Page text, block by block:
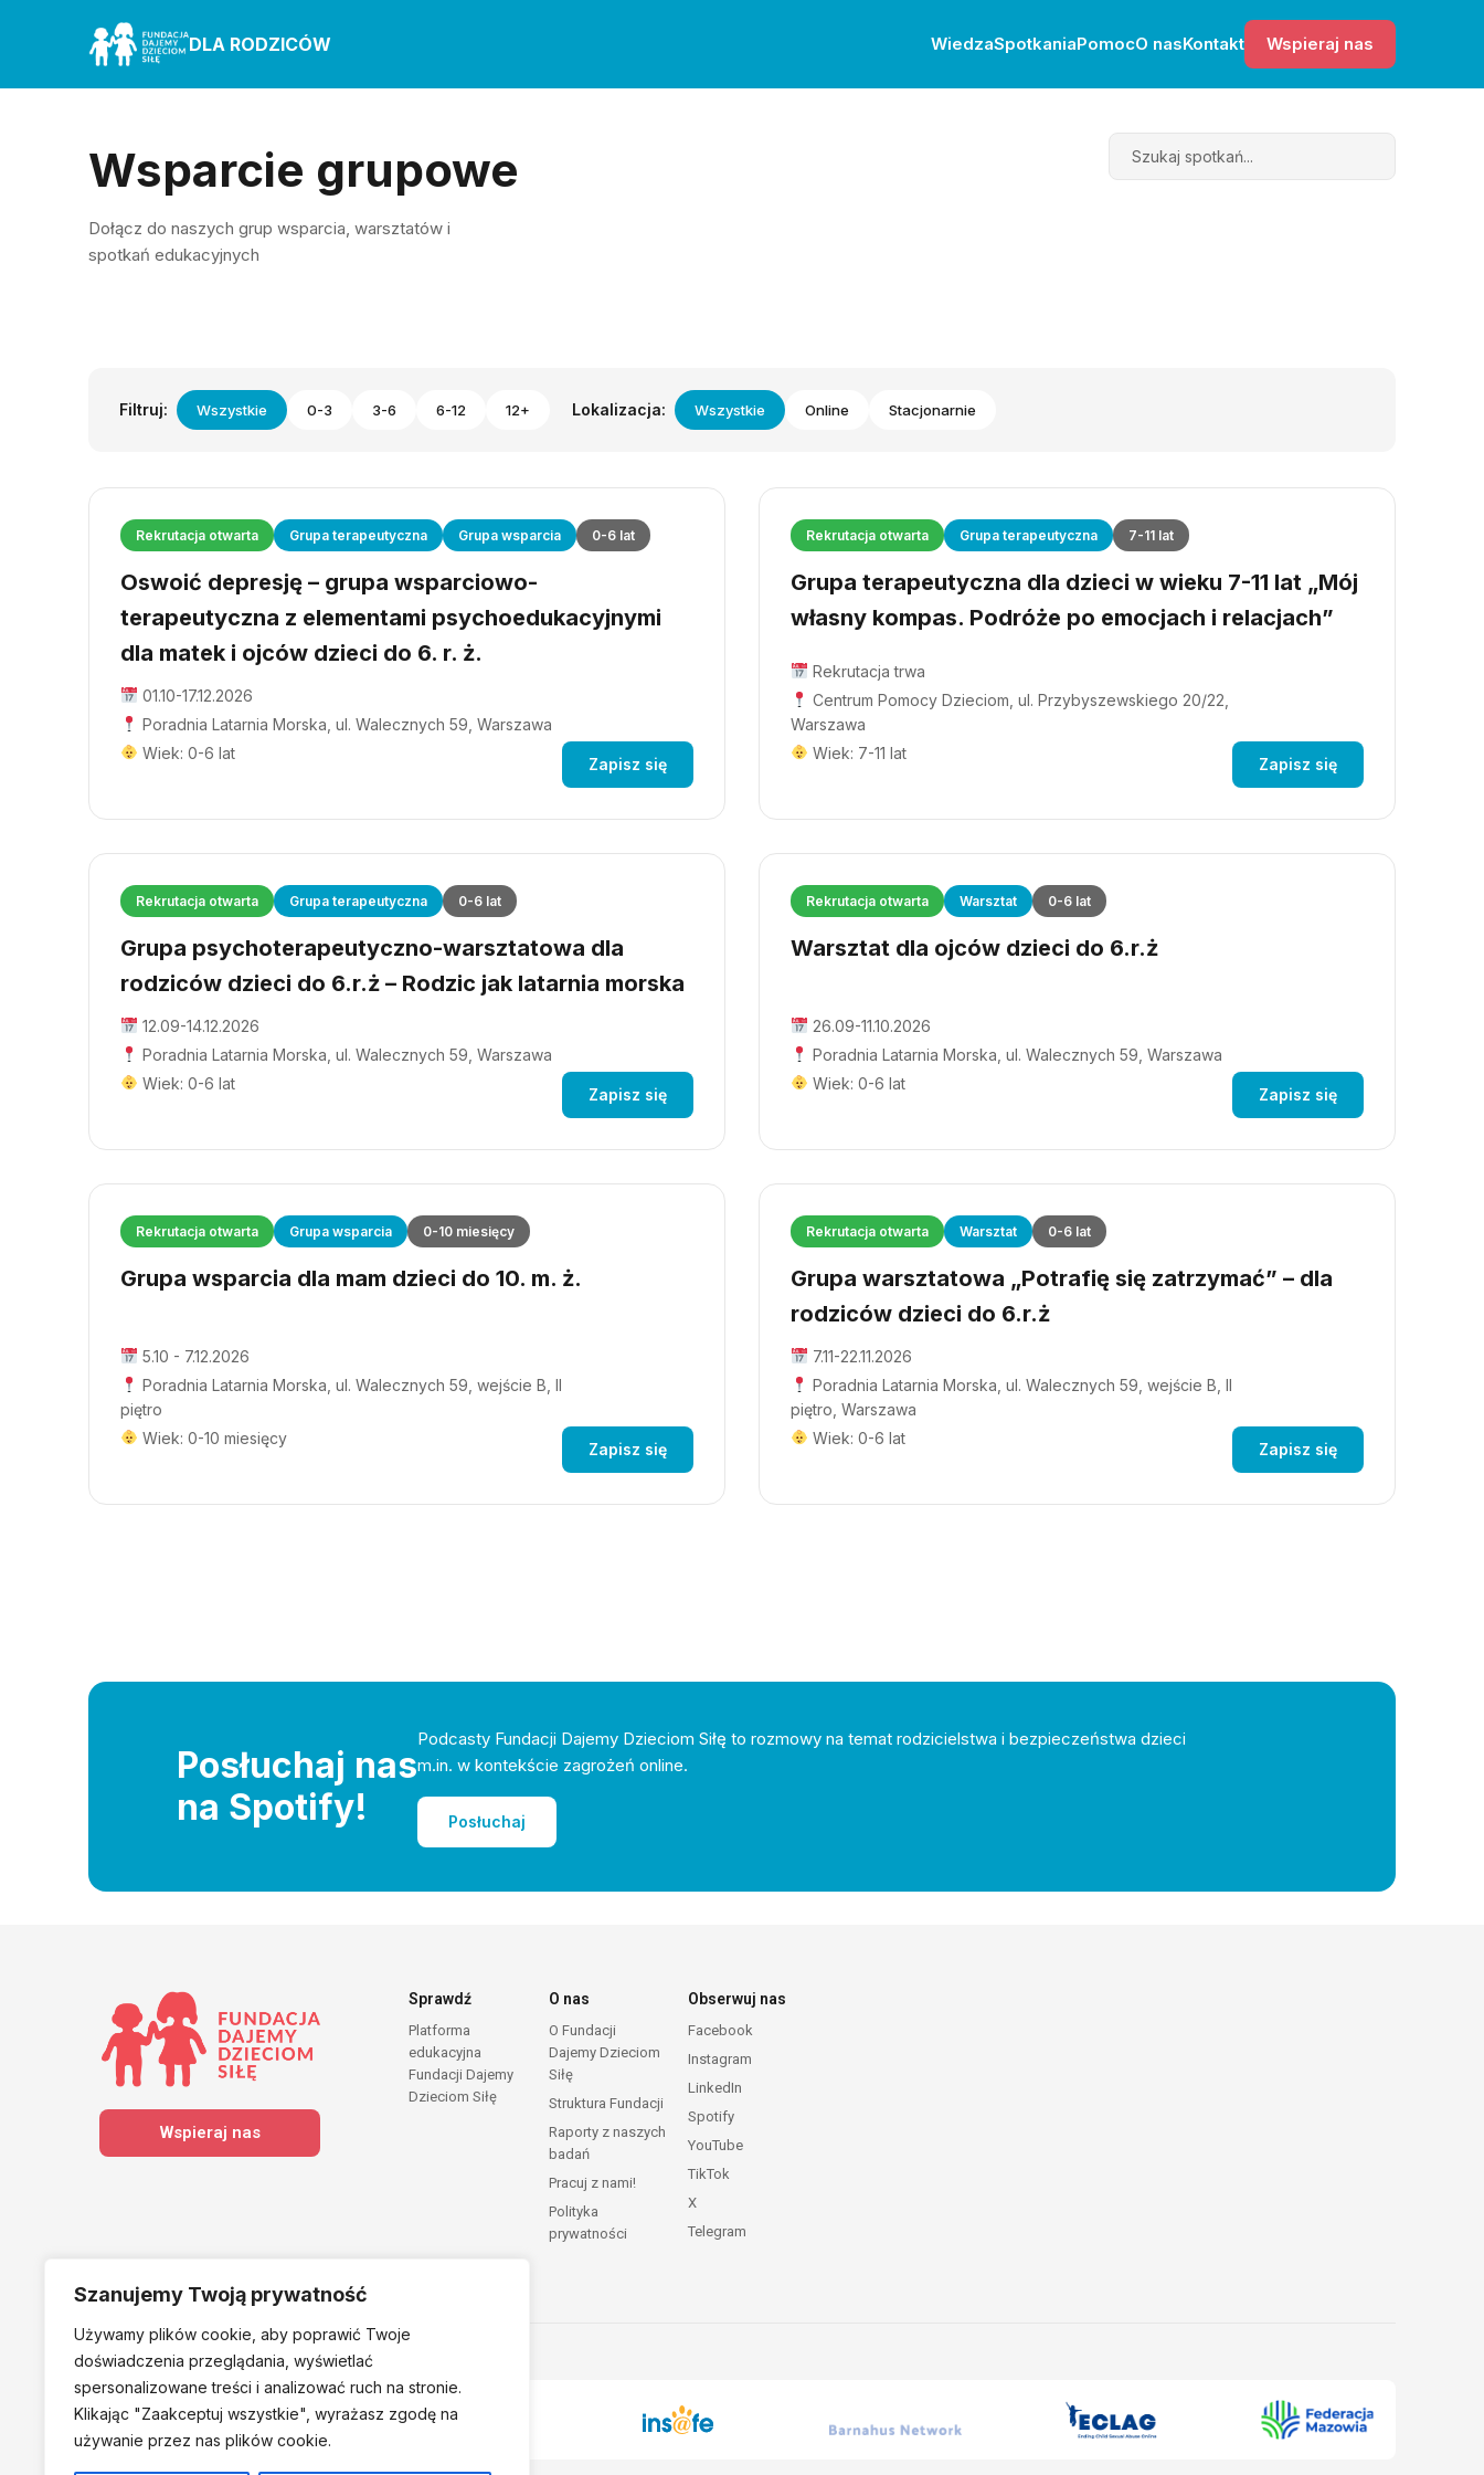
Szanujemy Twoją prywatność
Używamy plików cookie, aby poprawić Twoje
doświadczenia przeglądania, wyświetlać
spersonalizowane treści i analizować ruch na stronie.
Klikając "Zaakceptuj wszystkie", wyrażasz zgodę na
używanie przez nas plików cookie.
DLA RODZICÓW WiedzaSpotkaniaPomocO nasKontakt Wspieraj nas
Wsparcie grupowe
Dołącz do naszych grup wsparcia, warsztatów i
spotkań edukacyjnych
Search
Filtruj: Wszystkie 0-3 3-6 6-12 12+ Lokalizacja: Wszystkie Online Stacjonarnie
Rekrutacja otwarta Grupa terapeutyczna Grupa wsparcia 0-6 lat
Oswoić depresję – grupa wsparciowo-
terapeutyczna z elementami psychoedukacyjnymi
dla matek i ojców dzieci do 6. r. ż.
01.10-17.12.2026
Poradnia Latarnia Morska, ul. Walecznych 59, Warszawa
Wiek: 0-6 lat
Zapisz się
Rekrutacja otwarta Grupa terapeutyczna 7-11 lat
Grupa terapeutyczna dla dzieci w wieku 7-11 lat „Mój
własny kompas. Podróże po emocjach i relacjach”
Rekrutacja trwa
Centrum Pomocy Dzieciom, ul. Przybyszewskiego 20/22,
Warszawa
Wiek: 7-11 lat
Zapisz się
Rekrutacja otwarta Grupa terapeutyczna 0-6 lat
Grupa psychoterapeutyczno-warsztatowa dla
rodziców dzieci do 6.r.ż – Rodzic jak latarnia morska
12.09-14.12.2026
Poradnia Latarnia Morska, ul. Walecznych 59, Warszawa
Wiek: 0-6 lat
Zapisz się
Rekrutacja otwarta Warsztat 0-6 lat
Warsztat dla ojców dzieci do 6.r.ż
26.09-11.10.2026
Poradnia Latarnia Morska, ul. Walecznych 59, Warszawa
Wiek: 0-6 lat
Zapisz się
Rekrutacja otwarta Grupa wsparcia 0-10 miesięcy
Grupa wsparcia dla mam dzieci do 10. m. ż.
5.10 - 7.12.2026
Poradnia Latarnia Morska, ul. Walecznych 59, wejście B, II
piętro
Wiek: 0-10 miesięcy
Zapisz się
Rekrutacja otwarta Warsztat 0-6 lat
Grupa warsztatowa „Potrafię się zatrzymać” – dla
rodziców dzieci do 6.r.ż
7.11-22.11.2026
Poradnia Latarnia Morska, ul. Walecznych 59, wejście B, II
piętro, Warszawa
Wiek: 0-6 lat
Zapisz się
Posłuchaj nas
na Spotify!
Podcasty Fundacji Dajemy Dzieciom Siłę to rozmowy na temat rodzicielstwa i bezpieczeństwa dzieci
m.in. w kontekście zagrożeń online.
Posłuchaj
Wspieraj nas
Sprawdź
Platforma
edukacyjna
Fundacji Dajemy
Dzieciom Siłę
O nas
O Fundacji
Dajemy Dzieciom
Siłę
Struktura Fundacji
Raporty z naszych
badań
Pracuj z nami!
Polityka
prywatności
Obserwuj nas
Facebook
Instagram
LinkedIn
Spotify
YouTube
TikTok
X
Telegram
Należymy do